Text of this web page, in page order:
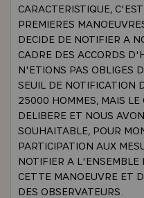
CARACTERISTIQUE,
PREMIERES
DECIDE DE NOTIFIER A
CADRE DES ACCORDS
N'ETIONS PAS OBLIGES
SEUIL DE NOTIFICATION
25000 HOMMES, MAIS
DELIBERE ET NOUS
SOUHAITABLE, POUR
PARTICIPATION AUX
NOTIFIER A L'ENSEMBLE
CETTE MANOEUVRE ET
DES OBSERVATEURS.